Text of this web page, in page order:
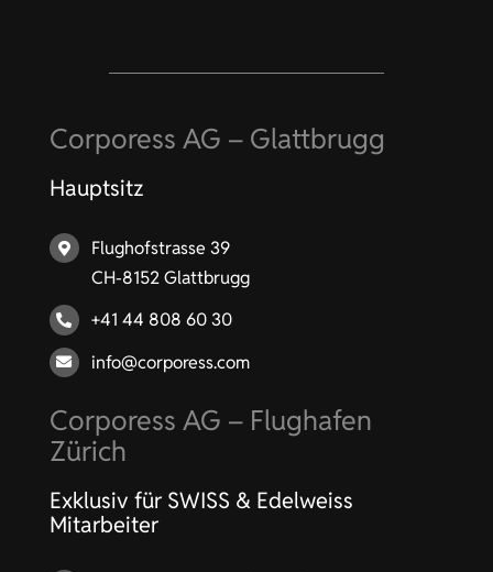
Corporess AG – Glattbrugg
Hauptsitz
Flughofstrasse 39
CH-8152 Glattbrugg
+41 44 808 60 30
info@corporess.com
Corporess AG – Flughafen
Zürich
Exklusiv für SWISS & Edelweiss
Mitarbeiter